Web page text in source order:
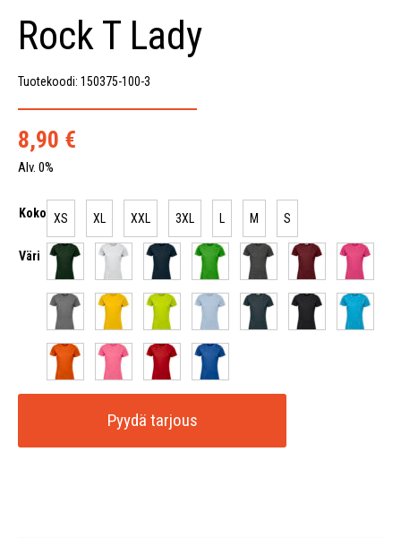
Rock T Lady
Tuotekoodi: 150375-100-3
8,90 €
Alv. 0%
Koko XS XL XXL 3XL L M S
Väri
Pyydä tarjous